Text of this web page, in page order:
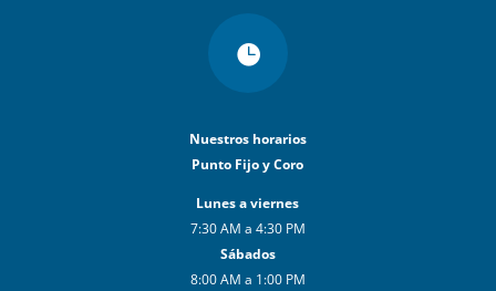

Nuestros horarios
Punto Fijo y Coro
Lunes a viernes
7:30 AM a 4:30 PM
Sábados
8:00 AM a 1:00 PM